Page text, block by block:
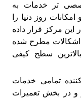
تر خدمات به
روز دنیا را
این مرکز قرار داده
اشکالات مطرح شده
سطح کیفی
تمامی خدمات
و در بخش تعمیرات